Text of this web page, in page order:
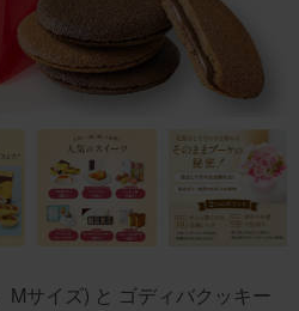
Mサイズ) と ゴディバクッキー